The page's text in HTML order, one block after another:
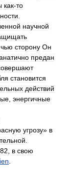
как-то
научной
чью сторону Он
предан
становится
действий
энергичные
угрозу» в
в свою